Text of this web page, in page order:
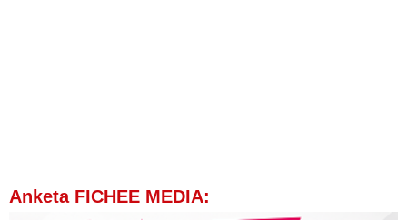
Anketa FICHEE MEDIA: